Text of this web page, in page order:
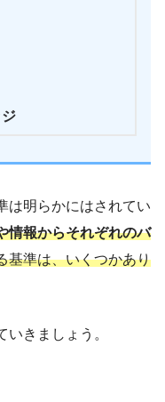
は明らかにはされてい
情報からそれぞれのバ
基準は、いくつかあり
きましょう。